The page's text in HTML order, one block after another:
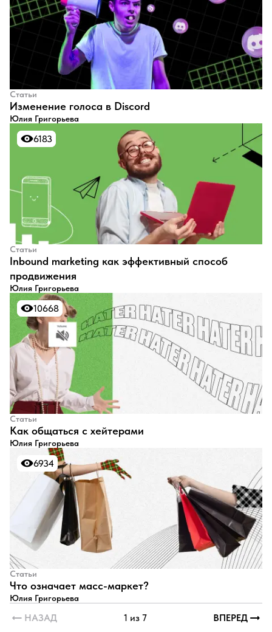
Статьи
Изменение голоса в Discord
Юлия Григорьева
6183
6183
Статьи
Inbound marketing как эффективный способ
продвижения
Юлия Григорьева
10668
10668
Статьи
Как общаться с хейтерами
Юлия Григорьева
6934
6934
Статьи
Что означает масс-маркет?
Юлия Григорьева
НАЗАД 1 из 7 ВПЕРЕД